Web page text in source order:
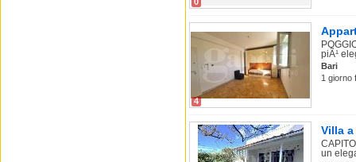
4
piÃ¹
Bari
1 giorno
Villa
un